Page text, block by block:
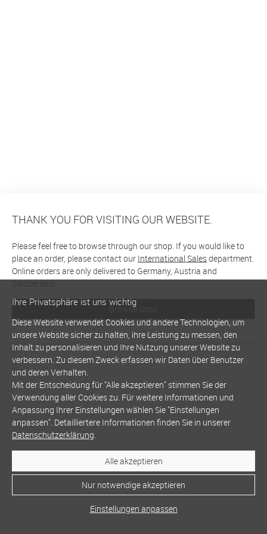
THANK YOU FOR VISITING OUR WEBSITE.
Please feel free to browse through our shop. If you would like to
place an order, please contact our International Salesdepartment.
Online orders are only delivered to Germany, Austria and
Switzerland
Browse shop
Ihre Privatsphäre ist uns wichtig
Diese Website verwendet Cookies und andere Technologien, um
unsere Website sicher zu halten, ihre Leistung zu messen, den
Inhalt zu personalisieren und Ihre Nutzung unserer Website zu
verbessern. Zu diesem Zweck erfassen wir Daten über Benutzer
und deren Verhalten.
Mit der Entscheidung für "Alle akzeptieren" stimmen Sie der
Verwendung aller Cookies zu. Für weitere Informationen und
Anpassung Ihrer Einstellungen wählen Sie "Einstellungen
anpassen". Detailliertere Informationen finden Sie in unserer
Datenschutzerklärung.
Alle akzeptieren
Nur notwendige akzeptieren
Einstellungen anpassen